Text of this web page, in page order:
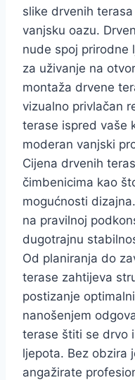
slike drvenih
vanjsku oazu.
nude spoj prirodne
za uživanje na
montaža drvene
vizualno privlačan
terase ispred vaše
moderan vanjski
Cijena drvenih
čimbenicima kao
mogućnosti
na pravilnoj
dugotrajnu
Od planiranja do
terase zahtijeva
postizanje
nanošenjem
terase štiti se drvo
ljepota. Bez obzira
angažirate